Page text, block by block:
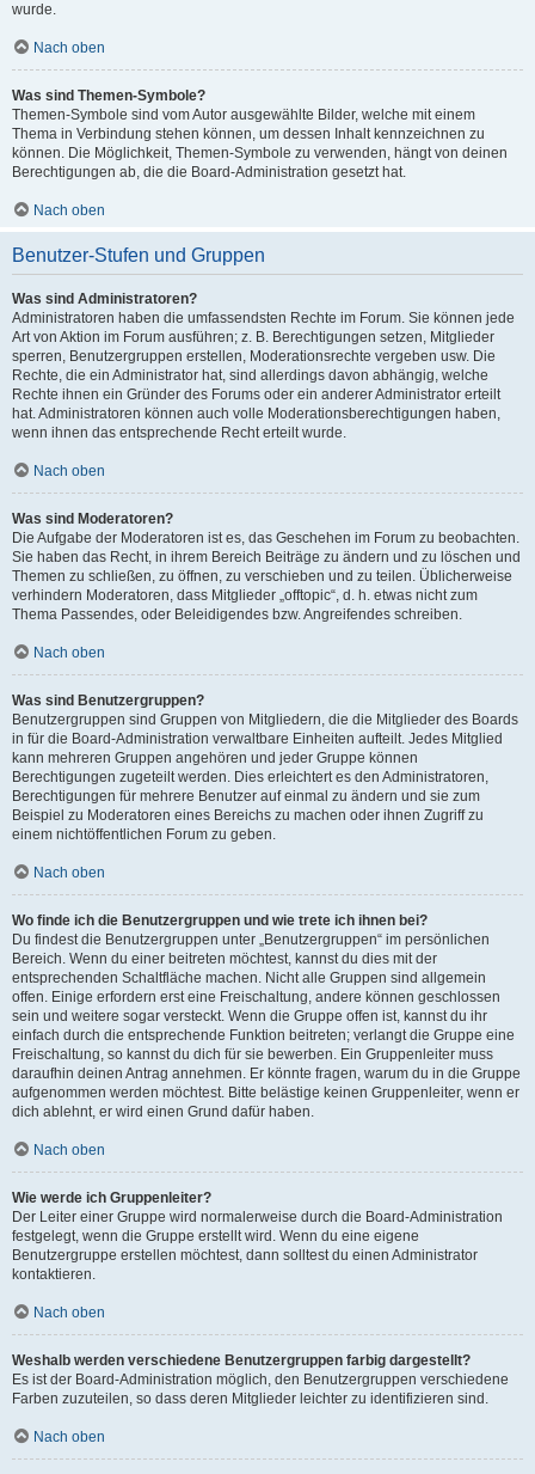
wurde.
Nach oben
Was sind Themen-Symbole?
Themen-Symbole sind vom Autor ausgewählte Bilder, welche mit einem
Thema in Verbindung stehen können, um dessen Inhalt kennzeichnen zu
können. Die Möglichkeit, Themen-Symbole zu verwenden, hängt von deinen
Berechtigungen ab, die die Board-Administration gesetzt hat.
Nach oben
Benutzer-Stufen und Gruppen
Was sind Administratoren?
Administratoren haben die umfassendsten Rechte im Forum. Sie können jede
Art von Aktion im Forum ausführen; z. B. Berechtigungen setzen, Mitglieder
sperren, Benutzergruppen erstellen, Moderationsrechte vergeben usw. Die
Rechte, die ein Administrator hat, sind allerdings davon abhängig, welche
Rechte ihnen ein Gründer des Forums oder ein anderer Administrator erteilt
hat. Administratoren können auch volle Moderationsberechtigungen haben,
wenn ihnen das entsprechende Recht erteilt wurde.
Nach oben
Was sind Moderatoren?
Die Aufgabe der Moderatoren ist es, das Geschehen im Forum zu beobachten.
Sie haben das Recht, in ihrem Bereich Beiträge zu ändern und zu löschen und
Themen zu schließen, zu öffnen, zu verschieben und zu teilen. Üblicherweise
verhindern Moderatoren, dass Mitglieder „offtopic“, d. h. etwas nicht zum
Thema Passendes, oder Beleidigendes bzw. Angreifendes schreiben.
Nach oben
Was sind Benutzergruppen?
Benutzergruppen sind Gruppen von Mitgliedern, die die Mitglieder des Boards
in für die Board-Administration verwaltbare Einheiten aufteilt. Jedes Mitglied
kann mehreren Gruppen angehören und jeder Gruppe können
Berechtigungen zugeteilt werden. Dies erleichtert es den Administratoren,
Berechtigungen für mehrere Benutzer auf einmal zu ändern und sie zum
Beispiel zu Moderatoren eines Bereichs zu machen oder ihnen Zugriff zu
einem nichtöffentlichen Forum zu geben.
Nach oben
Wo finde ich die Benutzergruppen und wie trete ich ihnen bei?
Du findest die Benutzergruppen unter „Benutzergruppen“ im persönlichen
Bereich. Wenn du einer beitreten möchtest, kannst du dies mit der
entsprechenden Schaltfläche machen. Nicht alle Gruppen sind allgemein
offen. Einige erfordern erst eine Freischaltung, andere können geschlossen
sein und weitere sogar versteckt. Wenn die Gruppe offen ist, kannst du ihr
einfach durch die entsprechende Funktion beitreten; verlangt die Gruppe eine
Freischaltung, so kannst du dich für sie bewerben. Ein Gruppenleiter muss
daraufhin deinen Antrag annehmen. Er könnte fragen, warum du in die Gruppe
aufgenommen werden möchtest. Bitte belästige keinen Gruppenleiter, wenn er
dich ablehnt, er wird einen Grund dafür haben.
Nach oben
Wie werde ich Gruppenleiter?
Der Leiter einer Gruppe wird normalerweise durch die Board-Administration
festgelegt, wenn die Gruppe erstellt wird. Wenn du eine eigene
Benutzergruppe erstellen möchtest, dann solltest du einen Administrator
kontaktieren.
Nach oben
Weshalb werden verschiedene Benutzergruppen farbig dargestellt?
Es ist der Board-Administration möglich, den Benutzergruppen verschiedene
Farben zuzuteilen, so dass deren Mitglieder leichter zu identifizieren sind.
Nach oben